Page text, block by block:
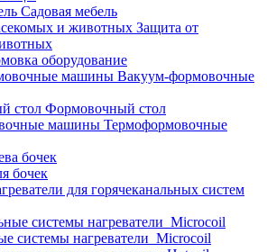
Садовая мебель
Защита от
оборудование
Вакуум-формовочные
Формовочный стол
Термоформовочные
бочек
бочек
для горячеканальных систем
системы нагреватели_Microcoil